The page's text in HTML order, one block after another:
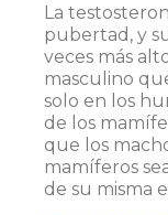
La
pubertad, y
veces más
masculino
solo en los
de los
que los
mamíferos
de su misma